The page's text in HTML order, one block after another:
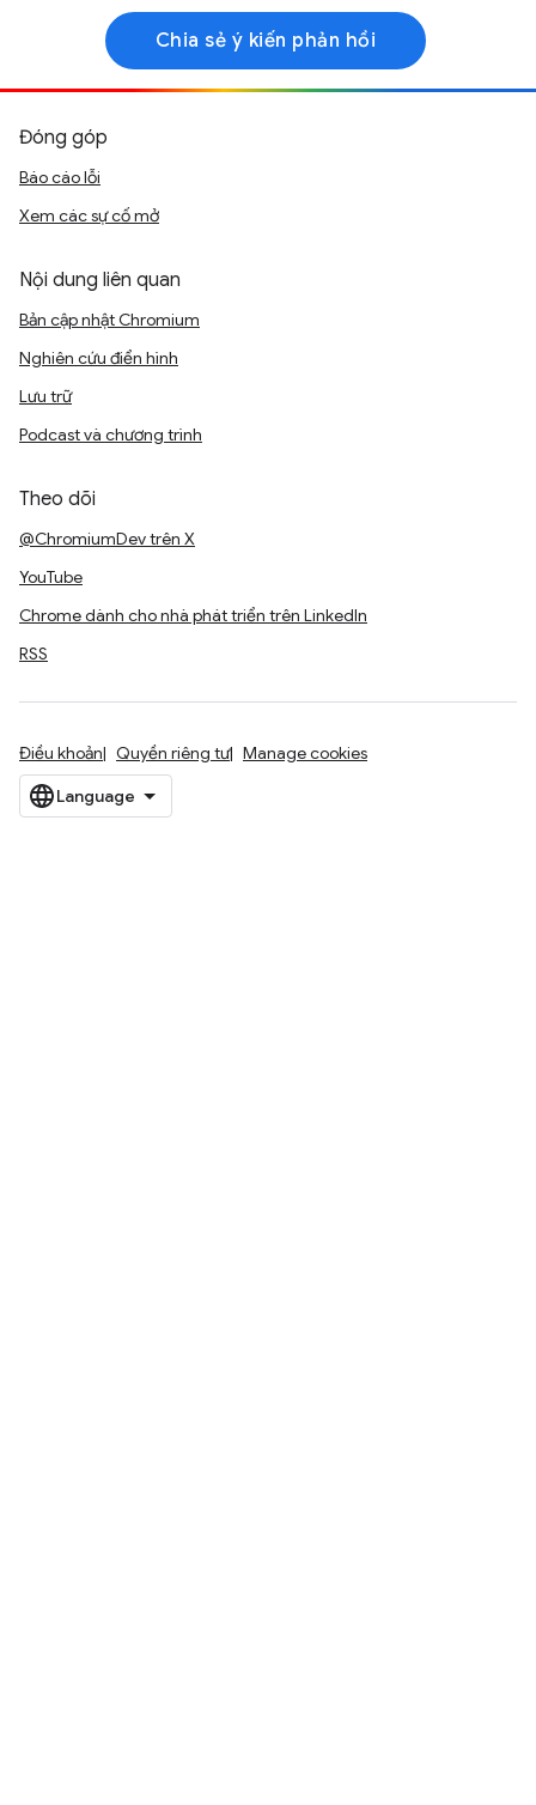
Chia sẻ ý kiến phản hồi
Đóng góp
Báo cáo lỗi
Xem các sự cố mở
Nội dung liên quan
Bản cập nhật Chromium
Nghiên cứu điển hình
Lưu trữ
Podcast và chương trình
Theo dõi
@ChromiumDev trên X
YouTube
Chrome dành cho nhà phát triển trên LinkedIn
RSS
Điều khoản Quyền riêng tư Manage cookies